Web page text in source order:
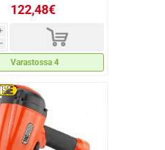
122,48€
d
Varastossa 4